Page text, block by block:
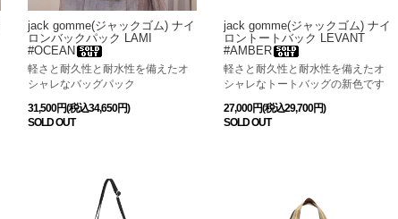
jack gomme(ジャックゴム) ナイ
ロンバックパック LAMI
#OCEAN
軽さと耐久性と耐水性を備えたオ
シャレなバッグパック
31,500円(税込34,650円)
SOLD OUT
jack gomme(ジャックゴム) ナイ
ロントートバック LEVANT
#AMBER
軽さと耐久性と耐水性を備えたオ
シャレなトートバッグの新色です
27,000円(税込29,700円)
SOLD OUT